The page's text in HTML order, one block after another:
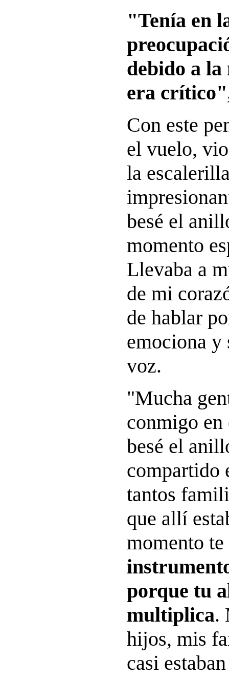
"Tenía en
debido a la
era
Con este
el vuelo,
la
besé el
momento
Llevaba a
de mi
de hablar
emociona y
voz.
"Mucha
conmigo en
besé el
compartido
tantos
que allí
momento te
porque tu
multiplica.
hijos, mis
casi